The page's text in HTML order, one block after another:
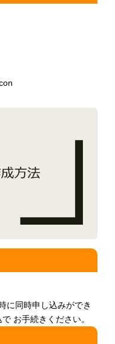
に同時申し込みができ
お手続きください。